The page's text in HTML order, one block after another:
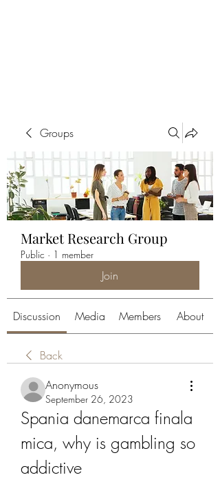
Groups
Market Research Group
Public · 1 member
Join
Discussion Media Members About
Back
Anonymous
September 26, 2023
Spania danemarca finala
mica, why is gambling so
addictive